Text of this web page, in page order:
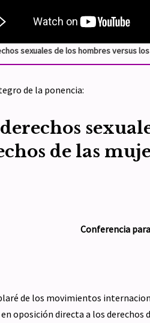
sexuales de los hombres versus
de la ponencia:
de las
Conferencia
de los movimientos
oposición directa a los derechos